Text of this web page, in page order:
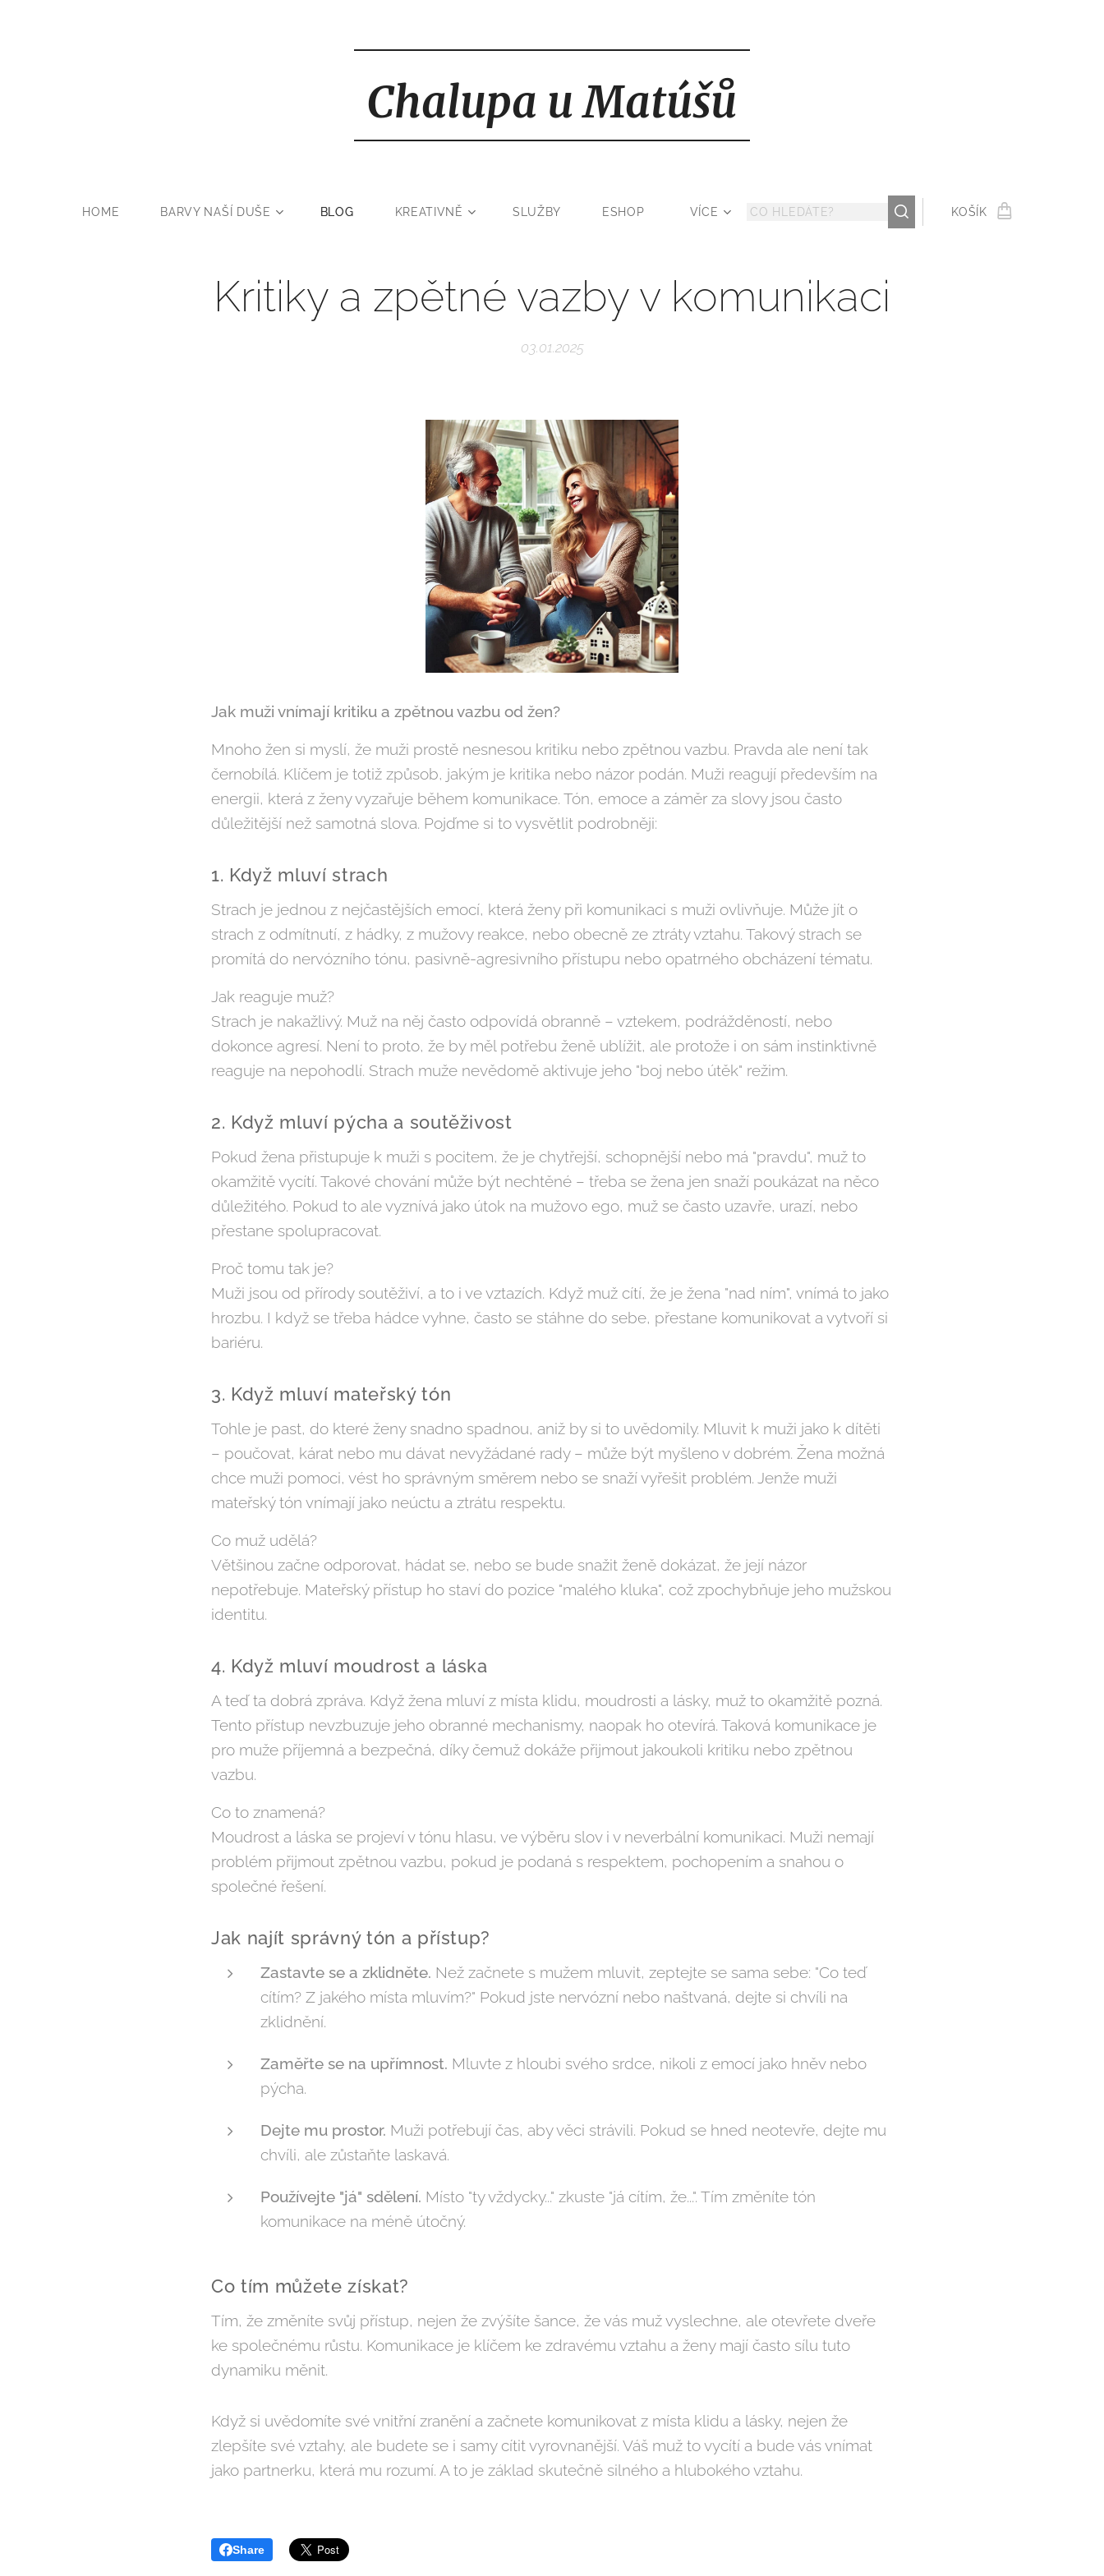
Chalupa u Matúšů
HOME BARVY NAŠÍ DUŠE BLOG KREATIVNĚ SLUŽBY ESHOP VÍCE KOŠÍK
Kritiky a zpětné vazby v komunikaci
03.01.2025
Jak muži vnímají kritiku a zpětnou vazbu od žen?
Mnoho žen si myslí, že muži prostě nesnesou kritiku nebo zpětnou vazbu. Pravda ale není tak
černobílá. Klíčem je totiž způsob, jakým je kritika nebo názor podán. Muži reagují především na
energii, která z ženy vyzařuje během komunikace. Tón, emoce a záměr za slovy jsou často
důležitější než samotná slova. Pojďme si to vysvětlit podrobněji:
1. Když mluví strach
Strach je jednou z nejčastějších emocí, která ženy při komunikaci s muži ovlivňuje. Může jít o
strach z odmítnutí, z hádky, z mužovy reakce, nebo obecně ze ztráty vztahu. Takový strach se
promítá do nervózního tónu, pasivně-agresivního přístupu nebo opatrného obcházení tématu.
Jak reaguje muž?
Strach je nakažlivý. Muž na něj často odpovídá obranně – vztekem, podrážděností, nebo
dokonce agresí. Není to proto, že by měl potřebu ženě ublížit, ale protože i on sám instinktivně
reaguje na nepohodlí. Strach muže nevědomě aktivuje jeho "boj nebo útěk" režim.
2. Když mluví pýcha a soutěživost
Pokud žena přistupuje k muži s pocitem, že je chytřejší, schopnější nebo má "pravdu", muž to
okamžitě vycítí. Takové chování může být nechtěné – třeba se žena jen snaží poukázat na něco
důležitého. Pokud to ale vyznívá jako útok na mužovo ego, muž se často uzavře, urazí, nebo
přestane spolupracovat.
Proč tomu tak je?
Muži jsou od přírody soutěživí, a to i ve vztazích. Když muž cítí, že je žena "nad ním", vnímá to jako
hrozbu. I když se třeba hádce vyhne, často se stáhne do sebe, přestane komunikovat a vytvoří si
bariéru.
3. Když mluví mateřský tón
Tohle je past, do které ženy snadno spadnou, aniž by si to uvědomily. Mluvit k muži jako k dítěti
– poučovat, kárat nebo mu dávat nevyžádané rady – může být myšleno v dobrém. Žena možná
chce muži pomoci, vést ho správným směrem nebo se snaží vyřešit problém. Jenže muži
mateřský tón vnímají jako neúctu a ztrátu respektu.
Co muž udělá?
Většinou začne odporovat, hádat se, nebo se bude snažit ženě dokázat, že její názor
nepotřebuje. Mateřský přístup ho staví do pozice "malého kluka", což zpochybňuje jeho mužskou
identitu.
4. Když mluví moudrost a láska
A teď ta dobrá zpráva. Když žena mluví z místa klidu, moudrosti a lásky, muž to okamžitě pozná.
Tento přístup nevzbuzuje jeho obranné mechanismy, naopak ho otevírá. Taková komunikace je
pro muže příjemná a bezpečná, díky čemuž dokáže přijmout jakoukoli kritiku nebo zpětnou
vazbu.
Co to znamená?
Moudrost a láska se projeví v tónu hlasu, ve výběru slov i v neverbální komunikaci. Muži nemají
problém přijmout zpětnou vazbu, pokud je podaná s respektem, pochopením a snahou o
společné řešení.
Jak najít správný tón a přístup?
Zastavte se a zklidněte. Než začnete s mužem mluvit, zeptejte se sama sebe: "Co teď
cítím? Z jakého místa mluvím?" Pokud jste nervózní nebo naštvaná, dejte si chvíli na
zklidnění.
Zaměřte se na upřímnost. Mluvte z hloubi svého srdce, nikoli z emocí jako hněv nebo
pýcha.
Dejte mu prostor. Muži potřebují čas, aby věci strávili. Pokud se hned neotevře, dejte mu
chvíli, ale zůstaňte laskavá.
Používejte "já" sdělení. Místo "ty vždycky..." zkuste "já cítím, že...". Tím změníte tón
komunikace na méně útočný.
Co tím můžete získat?
Tím, že změníte svůj přístup, nejen že zvýšíte šance, že vás muž vyslechne, ale otevřete dveře
ke společnému růstu. Komunikace je klíčem ke zdravému vztahu a ženy mají často sílu tuto
dynamiku měnit.
Když si uvědomíte své vnitřní zranění a začnete komunikovat z místa klidu a lásky, nejen že
zlepšíte své vztahy, ale budete se i samy cítit vyrovnanější. Váš muž to vycítí a bude vás vnímat
jako partnerku, která mu rozumí. A to je základ skutečně silného a hlubokého vztahu.
Share